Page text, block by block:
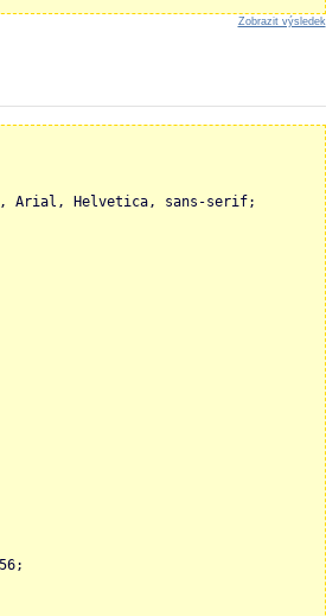
Zobrazit výsledek
Arial, Helvetica, sans-serif;